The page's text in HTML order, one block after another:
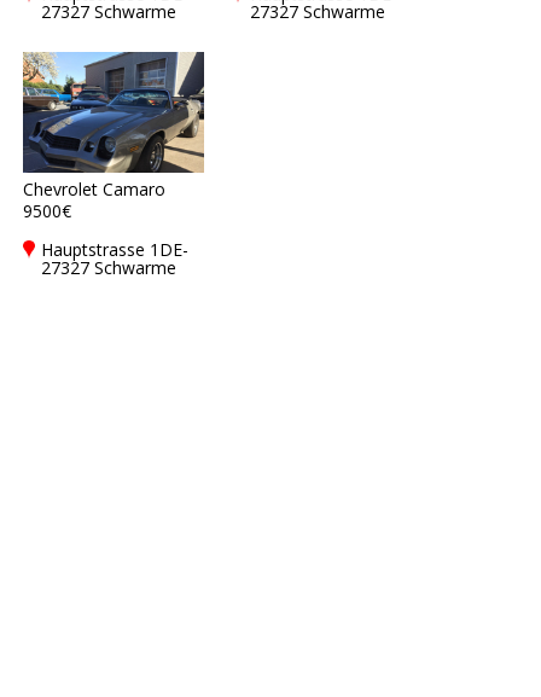
27327 Schwarme 27327 Schwarme
Chevrolet Camaro
9500€
Hauptstrasse 1DE-
27327 Schwarme